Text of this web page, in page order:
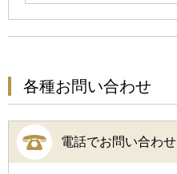
各種お問い合わせ
電話でお問い合わせ